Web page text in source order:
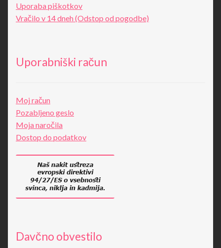
Uporaba piškotkov
Vračilo v 14 dneh (Odstop od pogodbe)
Uporabniški račun
Moj račun
Pozabljeno geslo
Moja naročila
Dostop do podatkov
Davčno obvestilo